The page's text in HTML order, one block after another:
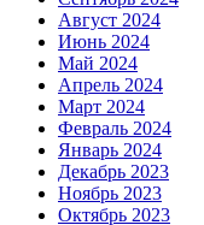
Август 2024
Июнь 2024
Май 2024
Апрель 2024
Март 2024
Февраль 2024
Январь 2024
Декабрь 2023
Ноябрь 2023
Октябрь 2023